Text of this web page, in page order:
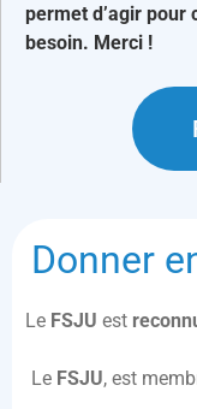
permet d’agir pour
besoin. Merci !
Donner
Le FSJU est
Le FSJU, est